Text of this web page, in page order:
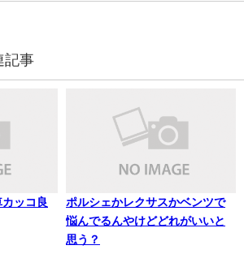
記事
ッコ良
ポルシェかレクサスかベンツで
悩んでるんやけどどれがいいと
思う？